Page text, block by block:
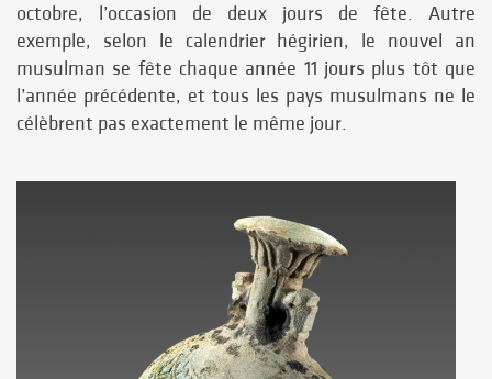
octobre, l’occasion de deux jours de fête. Autre
exemple, selon le calendrier hégirien, le nouvel an
musulman se fête chaque année 11 jours plus tôt que
l’année précédente, et tous les pays musulmans ne le
célèbrent pas exactement le même jour.